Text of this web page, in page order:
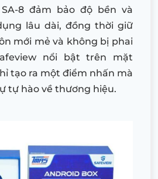
8 đảm bảo độ bền và
lâu dài, đồng thời giữ
mới mẻ và không bị phai
nổi bật trên mặt
tạo ra một điểm nhấn mà
tự hào về thương hiệu.